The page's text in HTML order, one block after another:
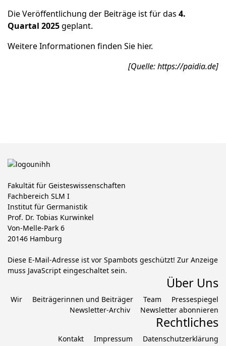
Die Veröffentlichung der Beiträge ist für das 4.
Quartal 2025geplant.
Weitere Informationen finden Sie hier.
[Quelle:https://paidia.de]
Fakultät für Geisteswissenschaften
Fachbereich SLM I
Institut für Germanistik
Prof. Dr. Tobias Kurwinkel
Von-Melle-Park 6
20146 Hamburg
Diese E-Mail-Adresse ist vor Spambots geschützt! Zur Anzeige
muss JavaScript eingeschaltet sein.
Über Uns
Wir Beiträgerinnen und Beiträger Team
Pressespiegel
Newsletter-Archiv
Newsletter abonnieren
Rechtliches
Kontakt Impressum Datenschutzerklärung